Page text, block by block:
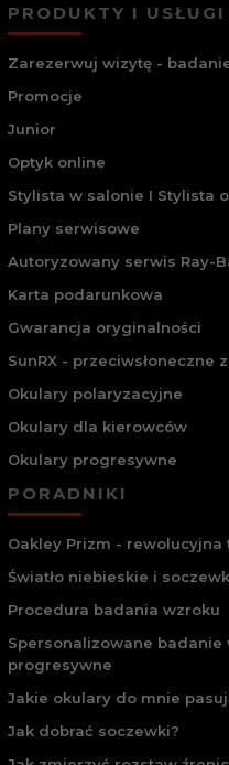
PRODUKTY I USŁUGI
Zarezerwuj wizytę -
Promocje
Junior
Optyk online
Stylista w salonie I Stylista
Plany serwisowe
Autoryzowany serwis Ray-
Karta podarunkowa
Gwarancja oryginalności
SunRX - przeciwsłoneczne
Okulary polaryzacyjne
Okulary dla kierowców
Okulary progresywne
PORADNIKI
Oakley Prizm - rewolucyjna
Światło niebieskie i
Procedura badania wzroku
Spersonalizowane
progresywne
Jakie okulary do mnie
Jak dobrać soczewki?